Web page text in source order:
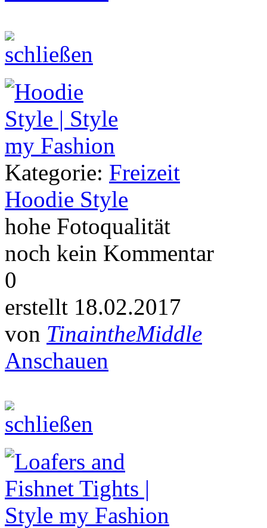
Kategorie: Freizeit
Hoodie Style
hohe Fotoqualität
noch kein Kommentar
0
erstellt 18.02.2017
von TinaintheMiddle
Anschauen